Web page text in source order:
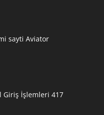
sayti Aviator
Giriş İşlemleri 417